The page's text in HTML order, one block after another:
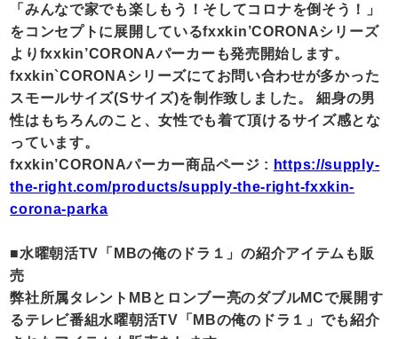
「みんなで家でも楽しもう！そしてコロナを倒そう！」
をコンセプトに展開しているfxxkin’CORONAシリーズ
よりfxxkin’CORONAパーカーも発売開始します。
fxxkin`CORONAシリーズにてお問い合わせが多かった
スモールサイズ(Sサイズ)を制作致しました。 細身の男
性はもちろんのこと、女性でも着て頂けるサイズ感とな
っています。
fxxkin’CORONAパーカー商品ページ : https://supply-
the-right.com/products/supply-the-right-fxxkin-
corona-parka
■水曜朝活TV「MBの俺のドラ１」の紹介アイテムも販
売
弊社所属タレントMBとロンブー亮のダブルMCで展開す
るテレビ番組水曜朝活TV「MBの俺のドラ１」でも紹介